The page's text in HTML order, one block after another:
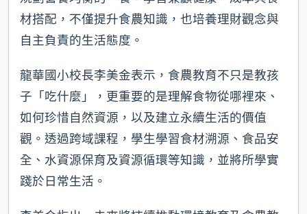
材搭配，不僅提升食農知識，也培養理財觀念與
自主負責的生活態度。
龍華國小校長李美金表示，食農教育不只是教孩
子「吃什麼」，更重要的是理解食物從哪裡來、
如何珍惜自然資源，以及建立永續生活的價值
觀。透過跨域課程，學生學習食材溯源、食品安
全、水資源保育及資源循環等知識，並將所學實
踐於日常生活。